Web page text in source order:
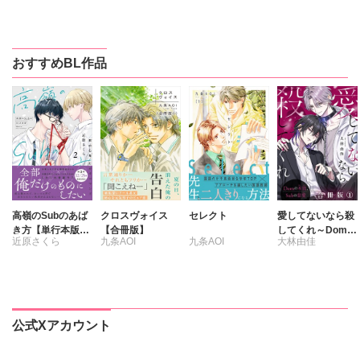
おすすめBL作品
高嶺のSubのあば
き方【単行本版】
2君の心をとかす
近原さくら
クロスヴォイス
【合冊版】
九条AOI
セレクト
九条AOI
愛してないなら殺
してくれ～Domの
本能、Subの慈愛
大林由佳
公式Xアカウント